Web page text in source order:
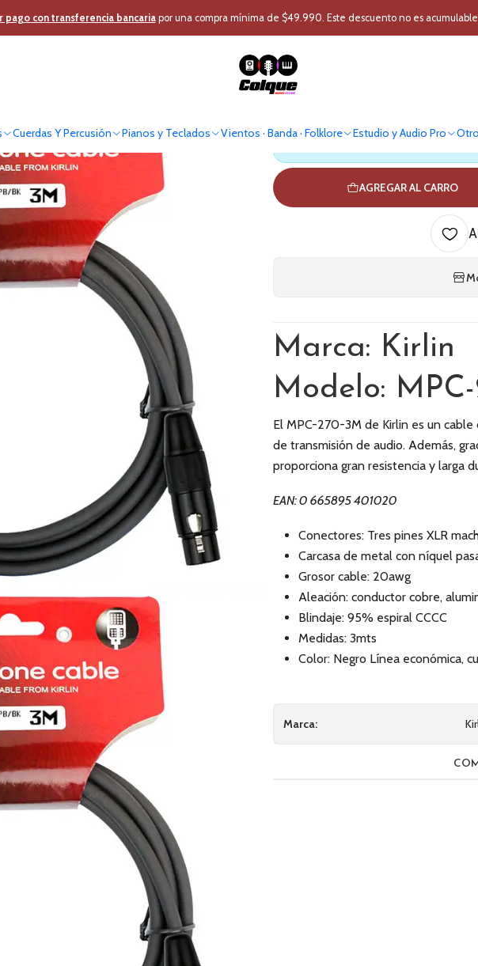
Cuerdas Y Percusión Pianos y Teclados Vientos · Banda · Folklore Estudio y Audio Pro
pago con transferencia bancariapor una compra mínima de $49.990. Este descuento no es
Estudio y Audio Pro Audio Profesional Cable - Conector Cable Micrófono Cable XLR 3
Cable XLR 3
Antes de comprar verifica
AGREGAR AL CARRO
Marca: Kirlin
Modelo:
El MPC-270-3M de Kirlin es un
de transmisión de audio. Además,
proporciona gran resistencia y larga
EAN: 0 665895 401020
Conectores: Tres pines XLR
Carcasa de metal con níquel
Grosor cable: 20awg
Aleación: conductor cobre,
Blindaje: 95% espiral CCCC
Medidas: 3mts
Color: Negro Línea económica,
Marca: